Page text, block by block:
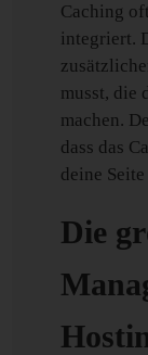
Caching
integriert.
musst, die
machen.
dass das
deine
Die